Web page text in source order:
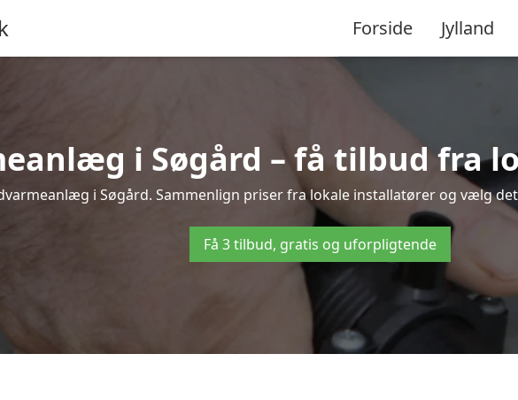
Forside Jylland
i Søgård – få tilbud fra
i Søgård. Sammenlign priser fra lokale installatører og vælg
Få 3 tilbud, gratis og uforpligtende